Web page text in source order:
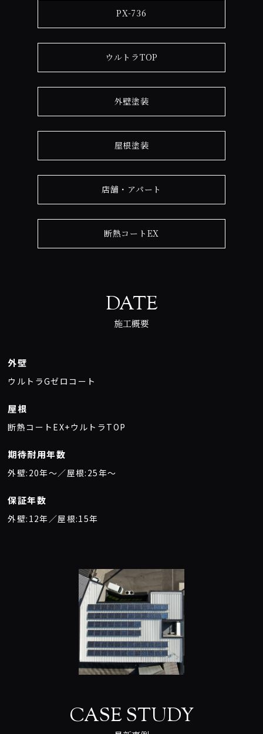
PX-736
ウルトラTOP
外壁塗装
屋根塗装
店舗・アパート
断熱コートEX
DATE
施工概要
外壁
ウルトラGゼロコート
屋根
断熱コートEX+ウルトラTOP
期待耐用年数
外壁:20年〜／屋根:25年〜
保証年数
外壁:12年／屋根:15年
CASE STUDY